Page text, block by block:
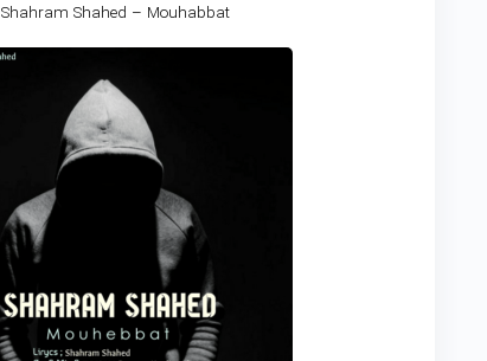
Shahram Shahed – Mouhabbat